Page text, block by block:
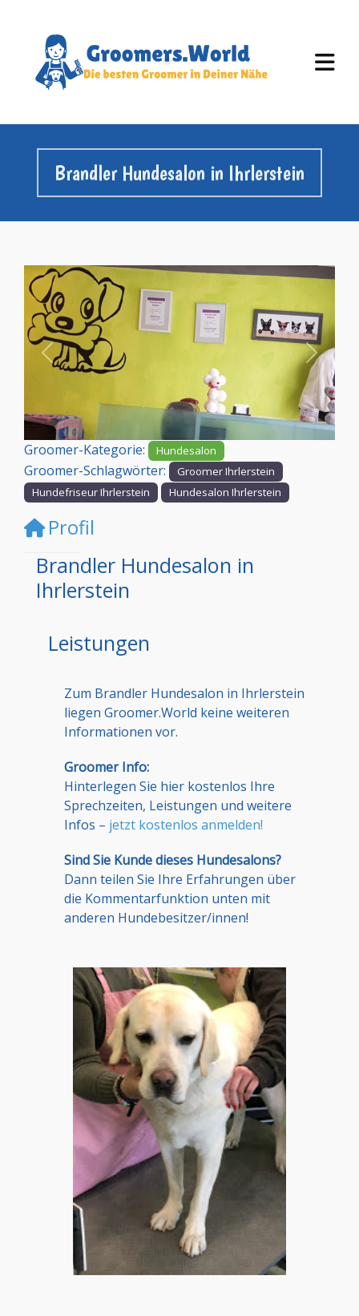
Brandler Hundesalon in Ihrlerstein
Vorheriges
Groomer-Kategorie: Hundesalon
Groomer-Schlagwörter:
Groomer Ihrlerstein
Hundefriseur Ihrlerstein
Hundesalon Ihrlerstein
Profil
Brandler Hundesalon in
Ihrlerstein
Leistungen
Zum Brandler Hundesalon in Ihrlerstein
liegen Groomer.World keine weiteren
Informationen vor.
Groomer Info:
Hinterlegen Sie hier kostenlos Ihre
Sprechzeiten, Leistungen und weitere
Infos – jetzt kostenlos anmelden!
Sind Sie Kunde dieses Hundesalons?
Dann teilen Sie Ihre Erfahrungen über
die Kommentarfunktion unten mit
anderen Hundebesitzer/innen!